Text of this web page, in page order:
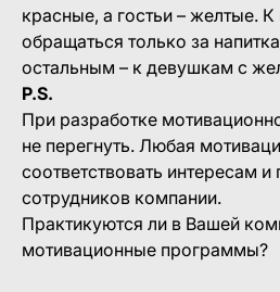
красные, а гостьи – желтые.
обращаться только за
остальным – к девушкам с
P.S.
При разработке
не перегнуть. Любая
соответствовать интересам и
сотрудников компании.
Практикуются ли в Вашей
мотивационные программы?